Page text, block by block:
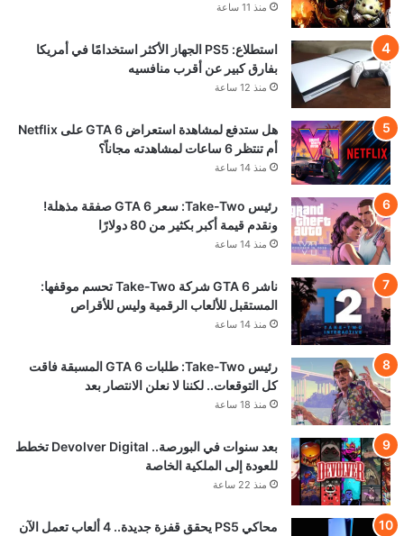
منذ 11 ساعة
استطلاع: PS5 الجهاز الأكثر استخدامًا في أمريكا
بفارق كبير عن أقرب منافسيه
منذ 12 ساعة
هل ستدفع لمشاهدة استعراض GTA 6 على Netflix
أم تنتظر 6 ساعات لمشاهدته مجاناً؟
منذ 14 ساعة
رئيس Take-Two: سعر GTA 6 صفقة مذهلة!
ونقدم قيمة أكبر بكثير من 80 دولارًا
منذ 14 ساعة
ناشر GTA 6 شركة Take-Two تحسم موقفها:
المستقبل للألعاب الرقمية وليس للأقراص
منذ 14 ساعة
رئيس Take-Two: طلبات GTA 6 المسبقة فاقت
كل التوقعات.. لكننا لا نعلن الانتصار بعد
منذ 18 ساعة
بعد سنوات في البورصة.. Devolver Digital تخطط
للعودة إلى الملكية الخاصة
منذ 22 ساعة
محاكي PS5 يحقق قفزة جديدة.. 4 ألعاب تعمل الآن